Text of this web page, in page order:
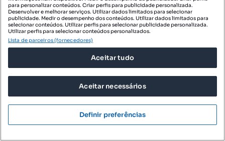
T1 COM CHURRASQUEIRA
Vale de Milhaços, Corroios, Seixal, Setúbal
Tipologia
T1
Preço por metro quadrado
56 m²
PREDIMED IMOBILÍARIA
Profissional
para personalizar conteúdos. Criar perfis para publicidade personalizada.
Desenvolver e melhorar serviços. Utilizar dados limitados para selecionar
publicidade. Medir o desempenho dos conteúdos. Utilizar dados limitados para
selecionar conteúdos. Utilizar perfis para selecionar publicidade personalizada.
Utilizar perfis para selecionar conteúdos personalizados.
Lista de parceiros (fornecedores)
Aceitar tudo
Aceitar necessários
Definir preferências